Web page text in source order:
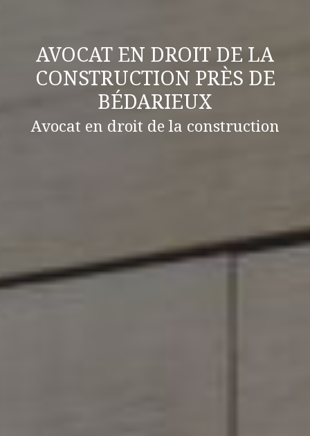
AVOCAT EN DROIT DE LA
CONSTRUCTION PRÈS DE
BÉDARIEUX
Avocat en droit de la construction